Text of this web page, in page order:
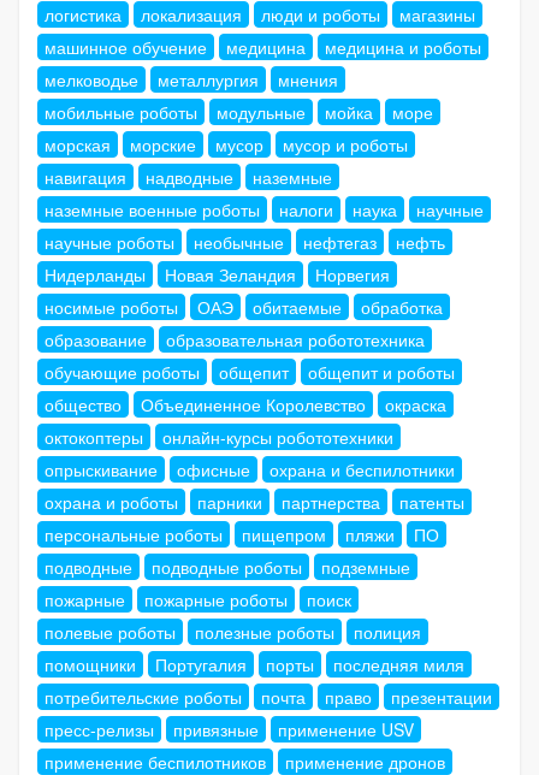
логистика
локализация люди и роботы
магазины
машинное обучение
медицина
медицина и роботы
мелководье
металлургия
мнения
мобильные роботы
модульные мойка
море
морская
морские мусор
мусор и роботы
навигация
надводные
наземные
наземные военные роботы
налоги наука
научные
научные роботы
необычные нефтегаз
нефть
Нидерланды
Новая Зеландия
Норвегия
носимые роботы
ОАЭ обитаемые
обработка
образование
образовательная робототехника
обучающие роботы
общепит
общепит и роботы
общество
Объединенное Королевство
окраска
октокоптеры
онлайн-курсы робототехники
опрыскивание
офисные
охрана и беспилотники
охрана и роботы
парники партнерства
патенты
персональные роботы
пищепром пляжи
ПО
подводные
подводные роботы
подземные
пожарные
пожарные роботы
поиск
полевые роботы
полезные роботы
полиция
помощники
Португалия порты
последняя миля
потребительские роботы
почта право
презентации
пресс-релизы
привязные
применение USV
применение беспилотников
применение дронов